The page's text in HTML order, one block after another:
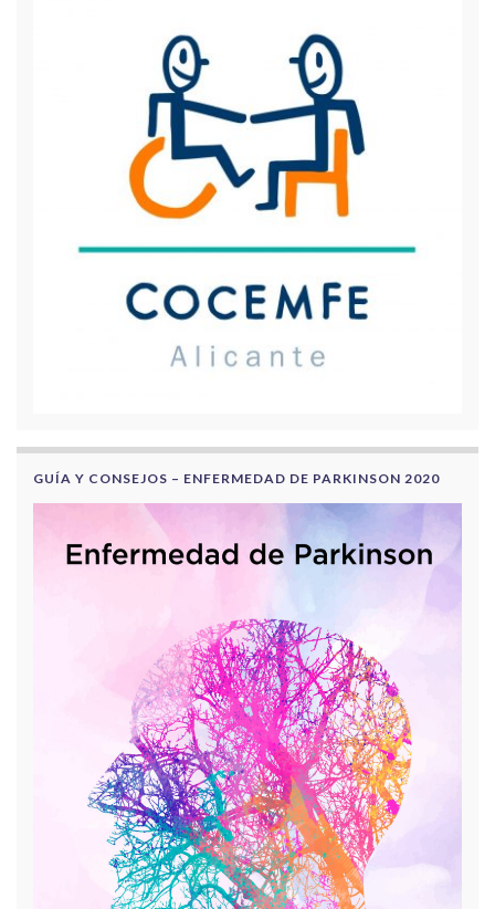
GUÍA Y CONSEJOS – ENFERMEDAD DE PARKINSON 2020